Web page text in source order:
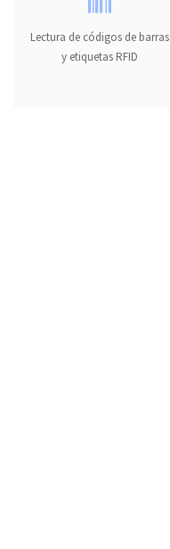
Lectura de códigos de barras
y etiquetas RFID